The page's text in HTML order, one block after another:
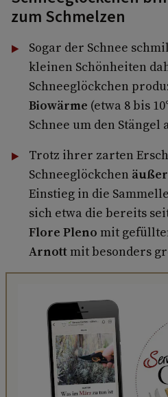
zum Schmelzen
Sogar der Schnee
kleinen Schönheiten
Schneeglöckchen
Biowärme (etwa 8 bis
Schnee um den Stängel
Trotz ihrer zarten
Schneeglöckchen
Einstieg in die
sich etwa die bereits
Flore Pleno mit
Arnottmit besonders